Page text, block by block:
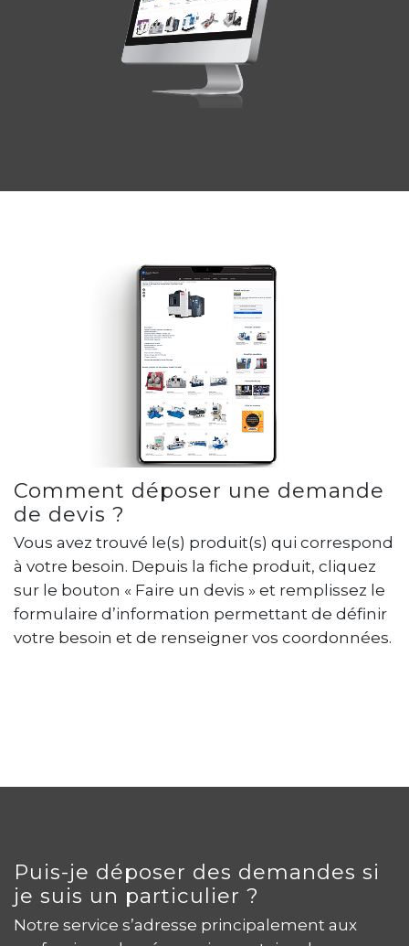
Comment déposer une demande
de devis ?
Vous avez trouvé le(s) produit(s) qui correspond
à votre besoin. Depuis la fiche produit, cliquez
sur le bouton « Faire un devis » et remplissez le
formulaire d’information permettant de définir
votre besoin et de renseigner vos coordonnées.
Puis-je déposer des demandes si
je suis un particulier ?
Notre service s’adresse principalement aux